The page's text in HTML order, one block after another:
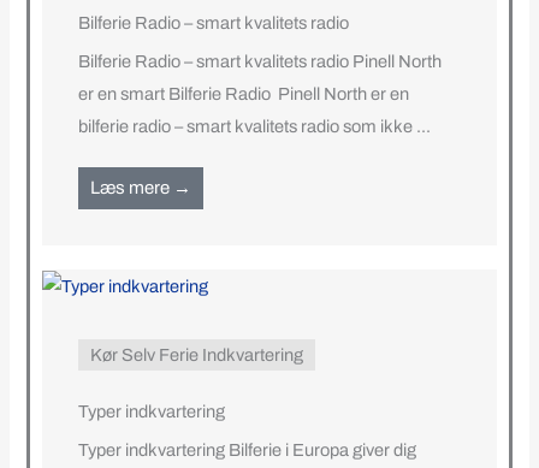
Bilferie Radio – smart kvalitets radio
Bilferie Radio – smart kvalitets radio Pinell North
er en smart Bilferie Radio Pinell North er en
bilferie radio – smart kvalitets radio som ikke ...
Læs mere →
Kør Selv Ferie Indkvartering
Typer indkvartering
Typer indkvartering Bilferie i Europa giver dig